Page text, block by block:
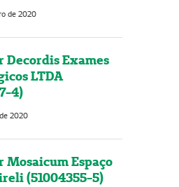
de 2020
Decordis Exames
LTDA
4)
2020
Mosaicum Espaço
(51004355-5)